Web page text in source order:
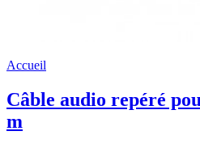
Accueil
Câble audio repéré
m